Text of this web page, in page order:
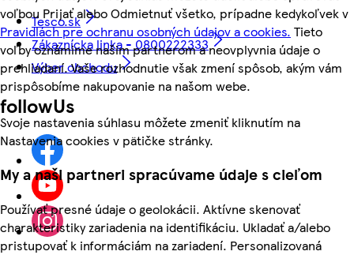
voľbou Prijať alebo Odmietnuť všetko, prípadne kedykoľvek v
Pravidlách pre ochranu osobných údajov a cookies. Tieto
voľby oznámime našim partnerom a neovplyvnia údaje o
prehliadaní. Vaše rozhodnutie však zmení spôsob, akým vám
prispôsobíme nakupovanie na našom webe.
Svoje nastavenia súhlasu môžete zmeniť kliknutím na
Nastavenia cookies v pätičke stránky.
My a naši partneri spracúvame údaje s cieľom
Používať presné údaje o geolokácii. Aktívne skenovať
charakteristiky zariadenia na identifikáciu. Ukladať a/alebo
pristupovať k informáciám na zariadení. Personalizovaná
Tesco.sk
Zákaznícka linka - 0800222333
Výber obchodu
followUs